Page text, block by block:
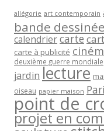
allégorie art contemporain
bande dessinée
calendriercarte
carte à publicité
deuxième guerre mondiale
jardin lecture
oiseau papier maison
point de
projet en